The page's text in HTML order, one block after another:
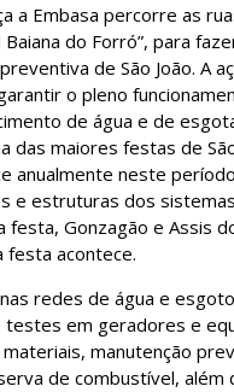
a Embasa percorre as
do Forró”, para
de São João. A
o pleno
de água e de
das maiores festas de
anualmente neste
e estruturas dos
festa, Gonzagão e Assis
festa acontece.
redes de água e
testes em geradores e
manutenção
de combustível, além